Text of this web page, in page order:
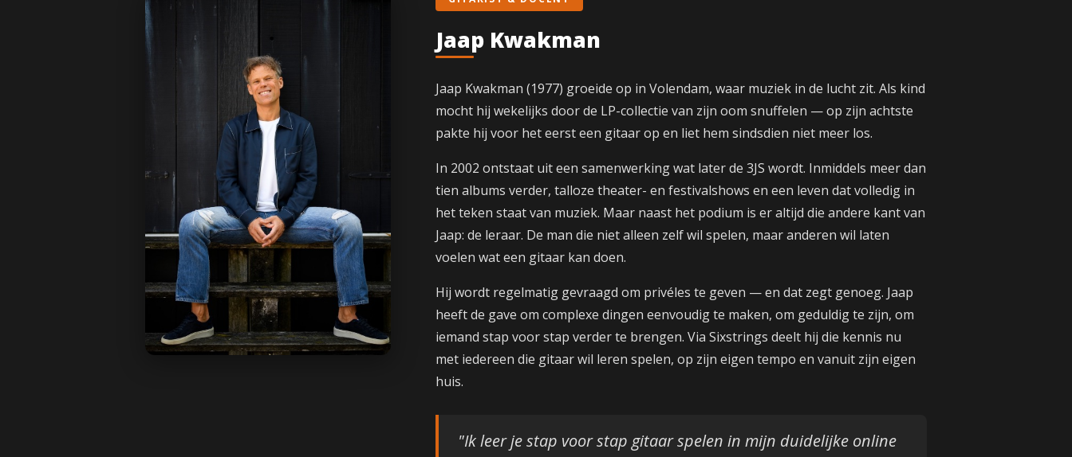
Jaap Kwakman
Jaap Kwakman (1977) groeide op in Volendam, waar muziek in de lucht zit. Als kind
mocht hij wekelijks door de LP-collectie van zijn oom snuffelen — op zijn achtste
pakte hij voor het eerst een gitaar op en liet hem sindsdien niet meer los.
In 2002 ontstaat uit een samenwerking wat later de 3JS wordt. Inmiddels meer dan
tien albums verder, talloze theater- en festivalshows en een leven dat volledig in
het teken staat van muziek. Maar naast het podium is er altijd die andere kant van
Jaap: de leraar. De man die niet alleen zelf wil spelen, maar anderen wil laten
voelen wat een gitaar kan doen.
Hij wordt regelmatig gevraagd om privéles te geven — en dat zegt genoeg. Jaap
heeft de gave om complexe dingen eenvoudig te maken, om geduldig te zijn, om
iemand stap voor stap verder te brengen. Via Sixstrings deelt hij die kennis nu
met iedereen die gitaar wil leren spelen, op zijn eigen tempo en vanuit zijn eigen
huis.
"Ik leer je stap voor stap gitaar spelen in mijn duidelijke online